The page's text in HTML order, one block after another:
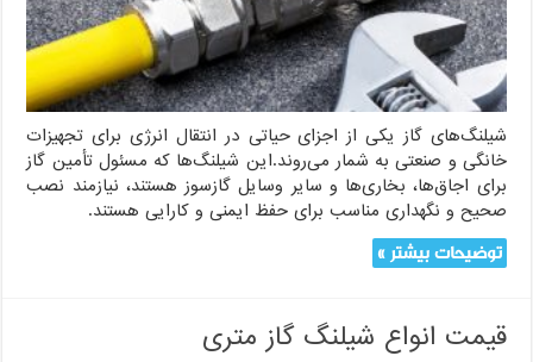
شیلنگ‌های
گاز
شیلنگ‌های گاز یکی از اجزای حیاتی در انتقال انرژی برای تجهیزات
خانگی و صنعتی به شمار می‌روند.این شیلنگ‌ها که مسئول تأمین گاز
برای اجاق‌ها، بخاری‌ها و سایر وسایل گازسوز هستند، نیازمند نصب
صحیح و نگهداری مناسب برای حفظ ایمنی و کارایی هستند.
توضیحات بیشتر »
قیمت انواع شیلنگ گاز متری